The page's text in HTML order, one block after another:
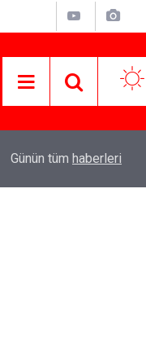
İl Müftüsü Gençlerle
Günün tüm haberleri